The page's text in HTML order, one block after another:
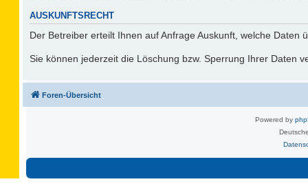
AUSKUNFTSRECHT
Der Betreiber erteilt Ihnen auf Anfrage Auskunft, welche Daten
Sie können jederzeit die Löschung bzw. Sperrung Ihrer Daten
Foren-Übersicht
Powered by